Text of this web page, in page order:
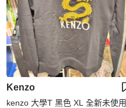
Kenzo
kenzo 大學T 黑色 XL 全新未使用